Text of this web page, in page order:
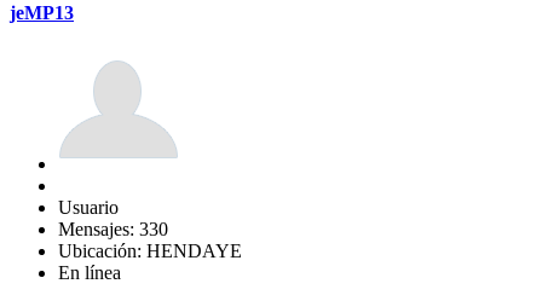
jeMP13
Usuario
Mensajes: 330
Ubicación: HENDAYE
En línea